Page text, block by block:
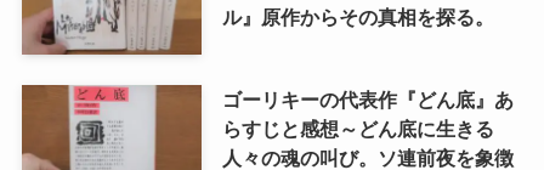
ル』原作からその真相を探る。
ゴーリキーの代表作『どん底』あ
らすじと感想～どん底に生きる
人々の魂の叫び。ソ連前夜を象徴